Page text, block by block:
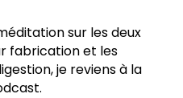
sur les deux
fabrication et les
je reviens à la